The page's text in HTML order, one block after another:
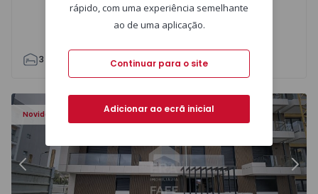
3 305 2
Novidade
Anterior
rápido, com uma experiência semelhante
ao de uma aplicação.
Continuar para o site
Adicionar ao ecrã inicial